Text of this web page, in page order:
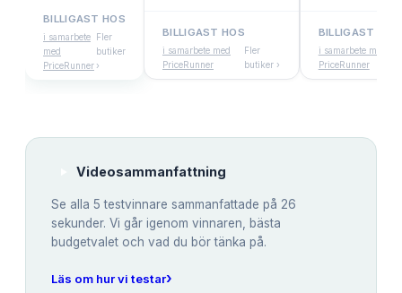
BILLIGAST HOS
i samarbete
med
PriceRunner
Fler
butiker
›
BILLIGAST HOS
i samarbete med
PriceRunner
Fler
butiker ›
BILLIGAST HOS
i samarbete med
PriceRunner
Videosammanfattning
Se alla 5 testvinnare sammanfattade på 26
sekunder. Vi går igenom vinnaren, bästa
budgetvalet och vad du bör tänka på.
Läs om hur vi testar›